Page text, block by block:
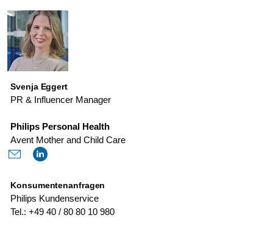
Svenja Eggert
PR & Influencer Manager
Philips Personal Health
Avent Mother and Child Care
Konsumentenanfragen
Philips Kundenservice
Tel.: +49 40 / 80 80 10 980